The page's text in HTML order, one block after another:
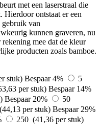
met een laserstraal die
Hierdoor ontstaat er een
gebruik van
kunnen graveren, nu
mee dat de kleur
producten zoals bamboe.
stuk) Bespaar 4%
5
per stuk) Bespaar 14%
Bespaar 20%
50
per stuk) Bespaar 29%
250 (41,36 per stuk)